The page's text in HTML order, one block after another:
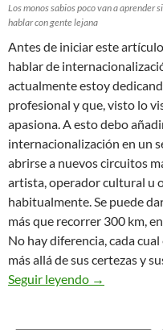
Los monos sabios poco van a aprender
hablar con gente lejana
Antes de iniciar este
hablar de
actualmente estoy
profesional y que, visto lo
apasiona. A esto debo
internacionalización en un
abrirse a nuevos circuitos
artista, operador cultural u
habitualmente. Se puede
más que recorrer 300 km,
No hay diferencia, cada
más allá de sus certezas y
Seguir leyendo
LA
→